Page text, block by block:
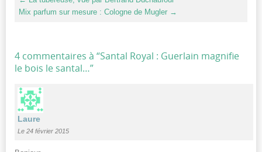
Mix parfum sur mesure : Cologne de Mugler →
4 commentaires à “Santal Royal : Guerlain magnifie
le bois le santal…”
Laure
Le 24 février 2015